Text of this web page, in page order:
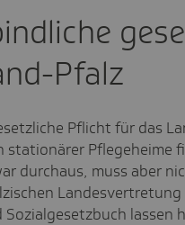
Pfalz
Pflicht für das
Pflegeheime
durchaus, muss aber
Landesvertretung
lassen